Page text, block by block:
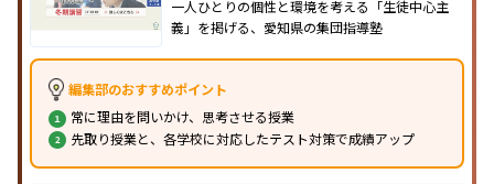
一人ひとりの個性と環境を考える「生徒中心主
義」を掲げる、愛知県の集団指導塾
編集部のおすすめポイント
常に理由を問いかけ、思考させる授業
先取り授業と、各学校に対応したテスト対策で成績アップ